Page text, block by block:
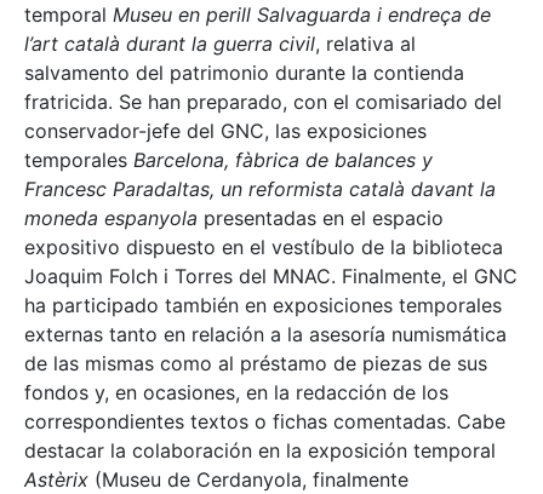
temporal Museu en perill Salvaguarda i endreça de
l’art català durant la guerra civil, relativa al
salvamento del patrimonio durante la contienda
fratricida. Se han preparado, con el comisariado del
conservador-jefe del GNC, las exposiciones
temporales Barcelona, fàbrica de balances y
Francesc Paradaltas, un reformista català davant la
moneda espanyola presentadas en el espacio
expositivo dispuesto en el vestíbulo de la biblioteca
Joaquim Folch i Torres del MNAC. Finalmente, el GNC
ha participado también en exposiciones temporales
externas tanto en relación a la asesoría numismática
de las mismas como al préstamo de piezas de sus
fondos y, en ocasiones, en la redacción de los
correspondientes textos o fichas comentadas. Cabe
destacar la colaboración en la exposición temporal
Astèrix (Museu de Cerdanyola, finalmente